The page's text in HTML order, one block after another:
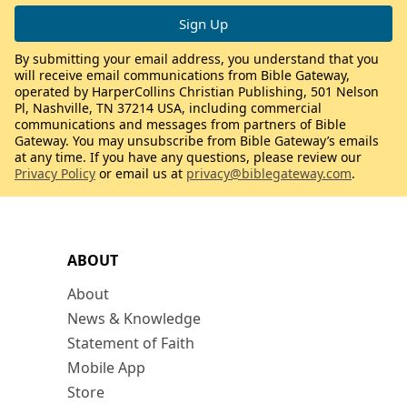
ABOUT
About
News & Knowledge
Statement of Faith
Mobile App
Store
By submitting your email address, you understand that you
will receive email communications from Bible Gateway,
operated by HarperCollins Christian Publishing, 501 Nelson
Pl, Nashville, TN 37214 USA, including commercial
communications and messages from partners of Bible
Gateway. You may unsubscribe from Bible Gateway’s emails
at any time. If you have any questions, please review our
Privacy Policy or email us at privacy@biblegateway.com.